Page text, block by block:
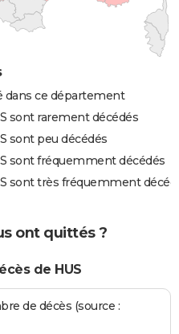
dans ce département
sont rarement décédés
sont peu décédés
sont fréquemment décédés
sont très fréquemment
ont quittés ?
de HUS
de décès (source :